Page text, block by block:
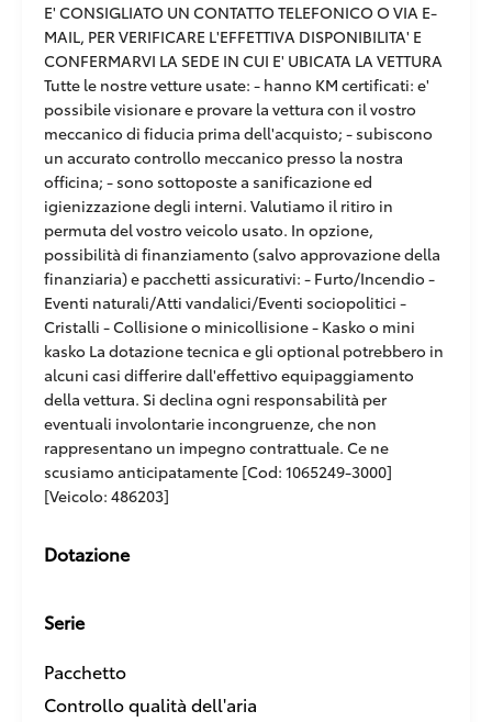
E' CONSIGLIATO UN CONTATTO TELEFONICO O VIA E-
MAIL, PER VERIFICARE L'EFFETTIVA DISPONIBILITA' E
CONFERMARVI LA SEDE IN CUI E' UBICATA LA VETTURA
Tutte le nostre vetture usate: - hanno KM certificati: e'
possibile visionare e provare la vettura con il vostro
meccanico di fiducia prima dell'acquisto; - subiscono
un accurato controllo meccanico presso la nostra
officina; - sono sottoposte a sanificazione ed
igienizzazione degli interni. Valutiamo il ritiro in
permuta del vostro veicolo usato. In opzione,
possibilità di finanziamento (salvo approvazione della
finanziaria) e pacchetti assicurativi: - Furto/Incendio -
Eventi naturali/Atti vandalici/Eventi sociopolitici -
Cristalli - Collisione o minicollisione - Kasko o mini
kasko La dotazione tecnica e gli optional potrebbero in
alcuni casi differire dall'effettivo equipaggiamento
della vettura. Si declina ogni responsabilità per
eventuali involontarie incongruenze, che non
rappresentano un impegno contrattuale. Ce ne
scusiamo anticipatamente [Cod: 1065249-3000]
[Veicolo: 486203]
Dotazione
Serie
Pacchetto
Controllo qualità dell'aria